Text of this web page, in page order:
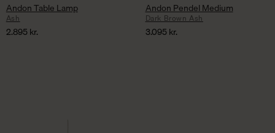
Andon Table Lamp
Ash
2.895kr.
Andon Pendel Medium
Dark Brown Ash
3.095kr.